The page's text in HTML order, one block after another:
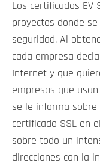
Los certificados EV
proyectos donde
seguridad. Al
cada empresa
Internet y que
empresas que
se le informa sobre
certificado SSL en
sobre todo un
direcciones con la